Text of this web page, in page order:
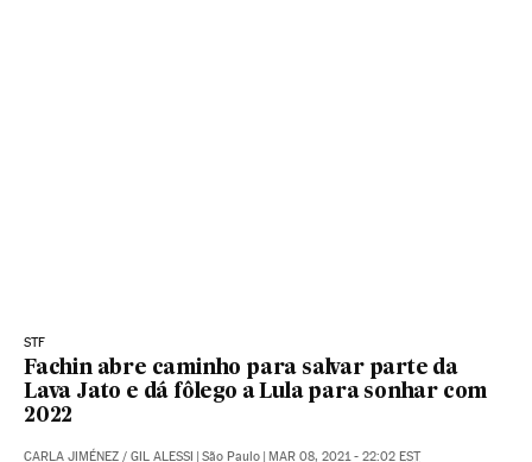
STF
Fachin abre caminho para salvar parte da
Lava Jato e dá fôlego a Lula para sonhar com
2022
CARLA JIMÉNEZ / GIL ALESSI São Paulo MAR 08, 2021 - 22:02 EST